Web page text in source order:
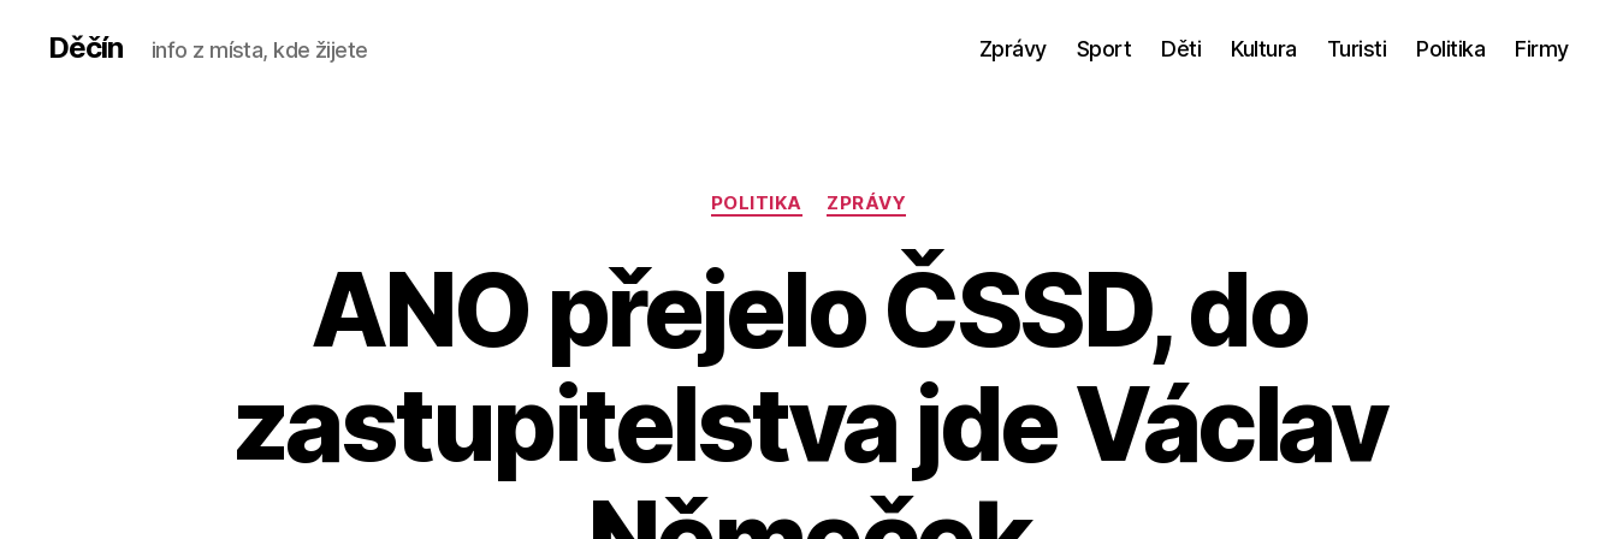
Děčín info z místa, kde žijete Zprávy Sport Děti Kultura Turisti Politika Firmy
Rubriky
POLITIKA ZPRÁVY
ANO přejelo ČSSD, do
zastupitelstva jde Václav
A
u